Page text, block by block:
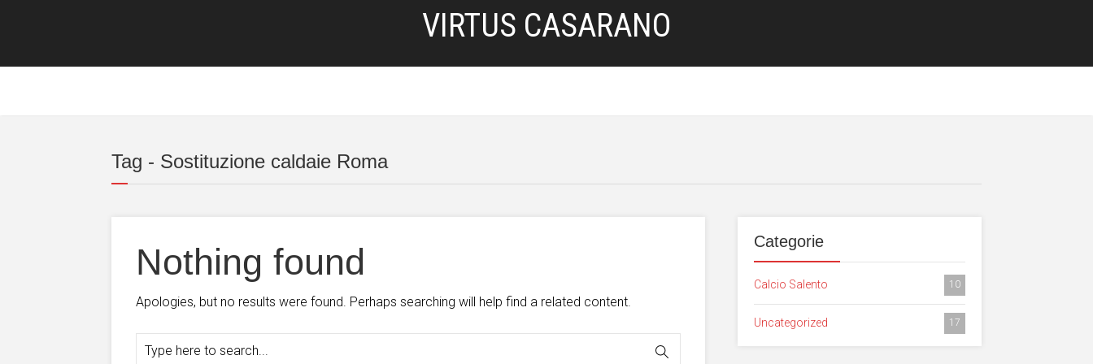
VIRTUS CASARANO
Tag - Sostituzione caldaie Roma
Nothing found
Apologies, but no results were found. Perhaps searching will help find a related content.
Categorie
Calcio Salento 10
Uncategorized 17